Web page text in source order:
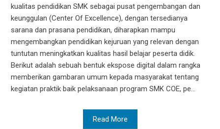
kualitas pendidikan SMK sebagai pusat pengembangan dan
keunggulan (Center Of Excellence), dengan tersedianya
sarana dan prasana pendidikan, diharapkan mampu
mengembangkan pendidikan kejuruan yang relevan dengan
tuntutan meningkatkan kualitas hasil belajar peserta didik.
Berikut adalah sebuah bentuk ekspose digital dalam rangka
memberikan gambaran umum kepada masyarakat tentang
kegiatan praktik baik pelaksanaan program SMK COE, pe...
Read More